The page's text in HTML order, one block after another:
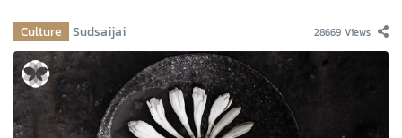
Culture Sudsaijai 28669 Views